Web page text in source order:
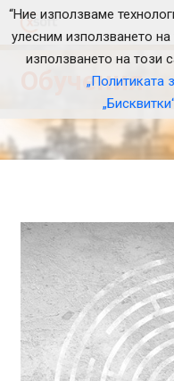
Обучения
“Ние използваме
улесним използването
използването на този
„Политиката